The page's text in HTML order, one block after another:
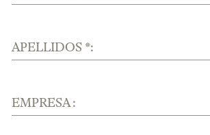
APELLIDOS *:
EMPRESA :